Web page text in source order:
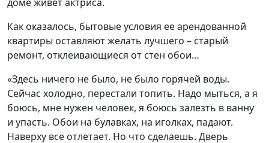
Как оказалось, бытовые условия ее арендованной
квартиры оставляют желать лучшего – старый
ремонт, отклеивающиеся от стен обои…
«Здесь ничего не было, не было горячей воды.
Сейчас холодно, перестали топить. Надо мыться, а я
боюсь, мне нужен человек, я боюсь залезть в ванну
и упасть. Обои на булавках, на иголках, падают.
Наверху все отлетает. Но что сделаешь. Дверь